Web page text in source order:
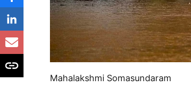
Mahalakshmi Somasundaram